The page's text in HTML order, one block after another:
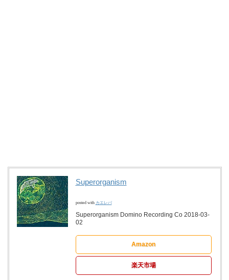
Superorganism
posted with カエレバ
Superorganism Domino Recording Co 2018-03-
02
Amazon
楽天市場